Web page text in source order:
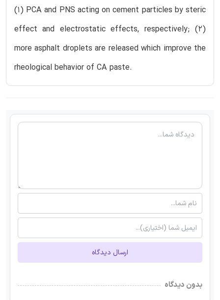
(1) PCA and PNS acting on cement particles by steric
effect and electrostatic effects, respectively; (2)
more asphalt droplets are released which improve the
rheological behavior of CA paste.
ارسال دیدگاه
بدون دیدگاه